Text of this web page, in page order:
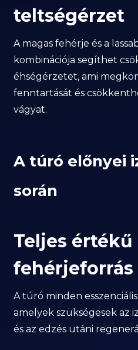
teltségérzet
A magas fehérje és a
kombinációja segíthet
éhségérzetet, ami
fenntartását és
vágyat.
A túró előnyei
során
Teljes értékű
fehérjeforrás
A túró minden
amelyek szükségesek az
és az edzés utáni